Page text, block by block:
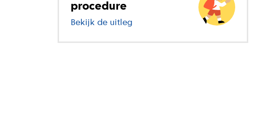
procedure
Bekijk de uitleg over basisonderwijs